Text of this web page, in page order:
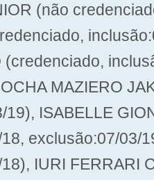
(não
(credenciado,
MAZIERO
19), ISABELLE
exclusão:07/03/
IURI FERRARI